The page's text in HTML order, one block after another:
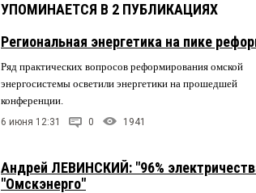
УПОМИНАЕТСЯ В 2 ПУБЛИКАЦИЯХ
Региональная энергетика на пике
Ряд практических вопросов реформирования омской
энергосистемы осветили энергетики на прошедшей
конференции.
6 июня 12:31 0 1941
Андрей ЛЕВИНСКИЙ: "96%
"Омскэнерго"